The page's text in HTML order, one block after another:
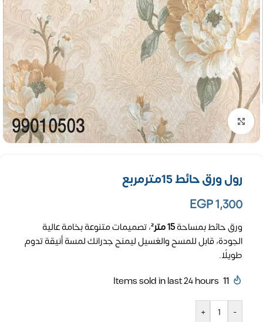
تكبير الصورة
رول ورق حائط 15مترمربع
EGP1,300
ورق حائط بمساحة15 متر²
، تصميمات متنوعة بخامة عالية
الجودة، قابل للمسح والغسيل ليمنح جدرانك لمسة أنيقة تدوم
طويلًا.
11
Items sold in last 24 hours
-
+